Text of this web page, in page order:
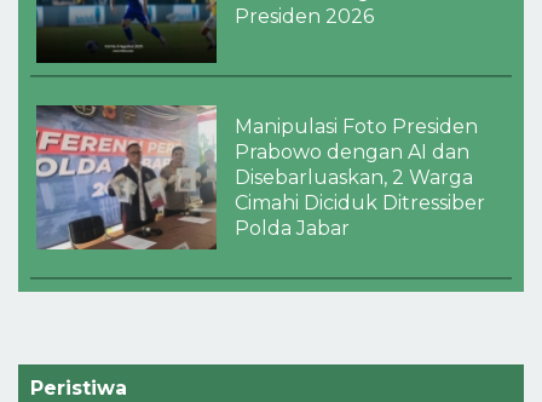
Presiden 2026
Manipulasi Foto Presiden
Prabowo dengan AI dan
Disebarluaskan, 2 Warga
Cimahi Diciduk Ditressiber
Polda Jabar
Peristiwa